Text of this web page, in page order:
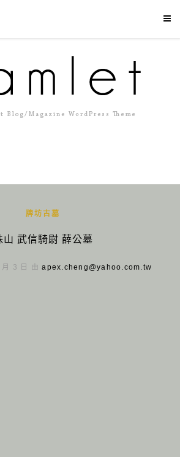
牌坊古墓
山 武信騎尉 薛公墓
月 3 日 由apex.cheng@yahoo.com.tw